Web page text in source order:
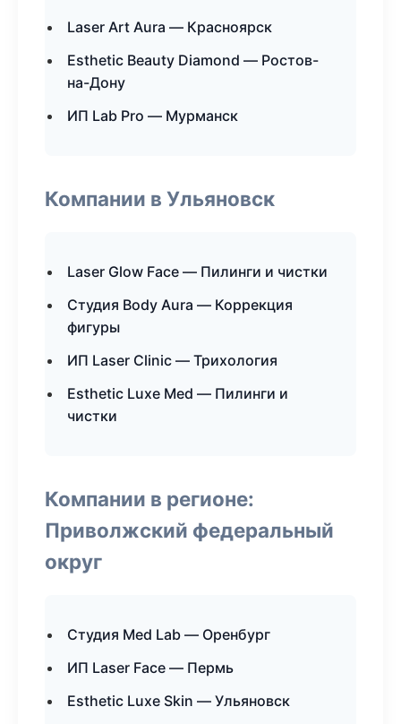
Laser Art Aura — Красноярск
Esthetic Beauty Diamond — Ростов-
на-Дону
ИП Lab Pro — Мурманск
Компании в Ульяновск
Laser Glow Face — Пилинги и чистки
Студия Body Aura — Коррекция
фигуры
ИП Laser Clinic — Трихология
Esthetic Luxe Med — Пилинги и
чистки
Компании в регионе:
Приволжский федеральный
округ
Студия Med Lab — Оренбург
ИП Laser Face — Пермь
Esthetic Luxe Skin — Ульяновск